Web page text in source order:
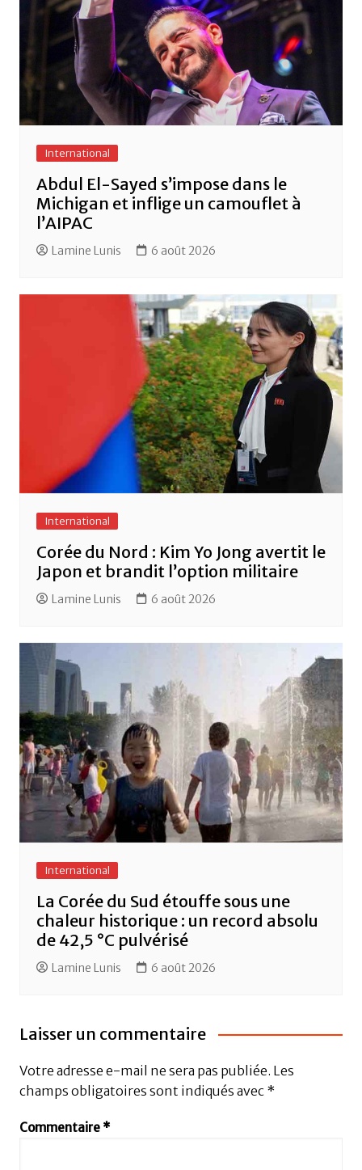
International
Abdul El-Sayed s’impose dans le
Michigan et inflige un camouflet à
l’AIPAC
Lamine Lunis 6 août 2026
International
Corée du Nord : Kim Yo Jong avertit le
Japon et brandit l’option militaire
Lamine Lunis 6 août 2026
International
La Corée du Sud étouffe sous une
chaleur historique : un record absolu
de 42,5 °C pulvérisé
Lamine Lunis 6 août 2026
Laisser un commentaire
Votre adresse e-mail ne sera pas publiée. Les
champs obligatoires sont indiqués avec *
Commentaire *